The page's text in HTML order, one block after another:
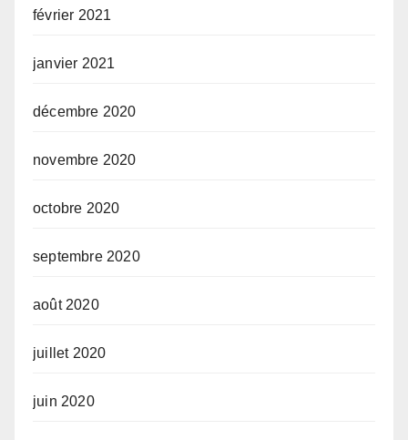
février 2021
janvier 2021
décembre 2020
novembre 2020
octobre 2020
septembre 2020
août 2020
juillet 2020
juin 2020